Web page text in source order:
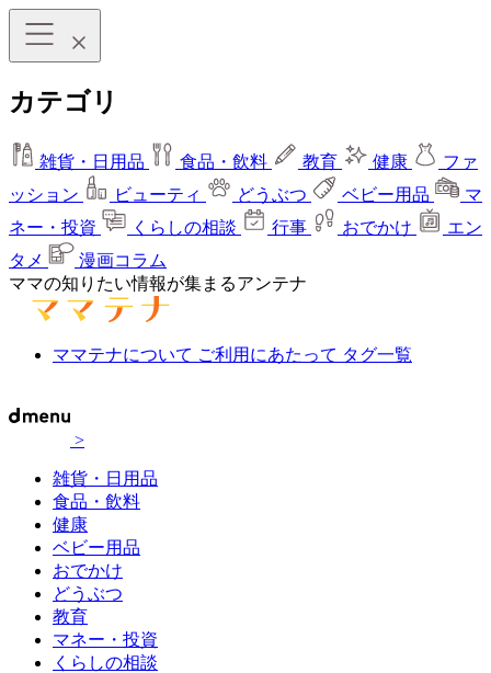
カテゴリ
雑貨・日用品 食品・飲料 教育 健康
ファ
ッション
ビューティ どうぶつ ベビー用品
マ
ネー・投資
くらしの相談 行事 おでかけ
エン
タメ
漫画コラム
ママの知りたい情報が集まるアンテナ
ママテナについて ご利用にあたって タグ一覧
>
雑貨・日用品
食品・飲料
健康
ベビー用品
おでかけ
どうぶつ
教育
マネー・投資
くらしの相談